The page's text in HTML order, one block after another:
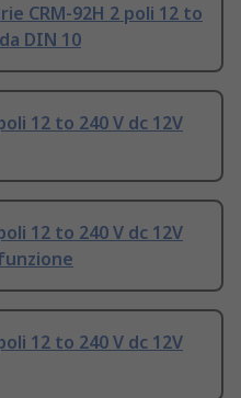
CRM-92H 2 poli 12 to
DIN 10
12 to 240 V dc 12V
12 to 240 V dc 12V
12 to 240 V dc 12V